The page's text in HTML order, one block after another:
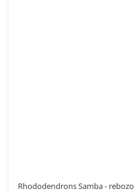
Rhododendrons Samba - rebozo